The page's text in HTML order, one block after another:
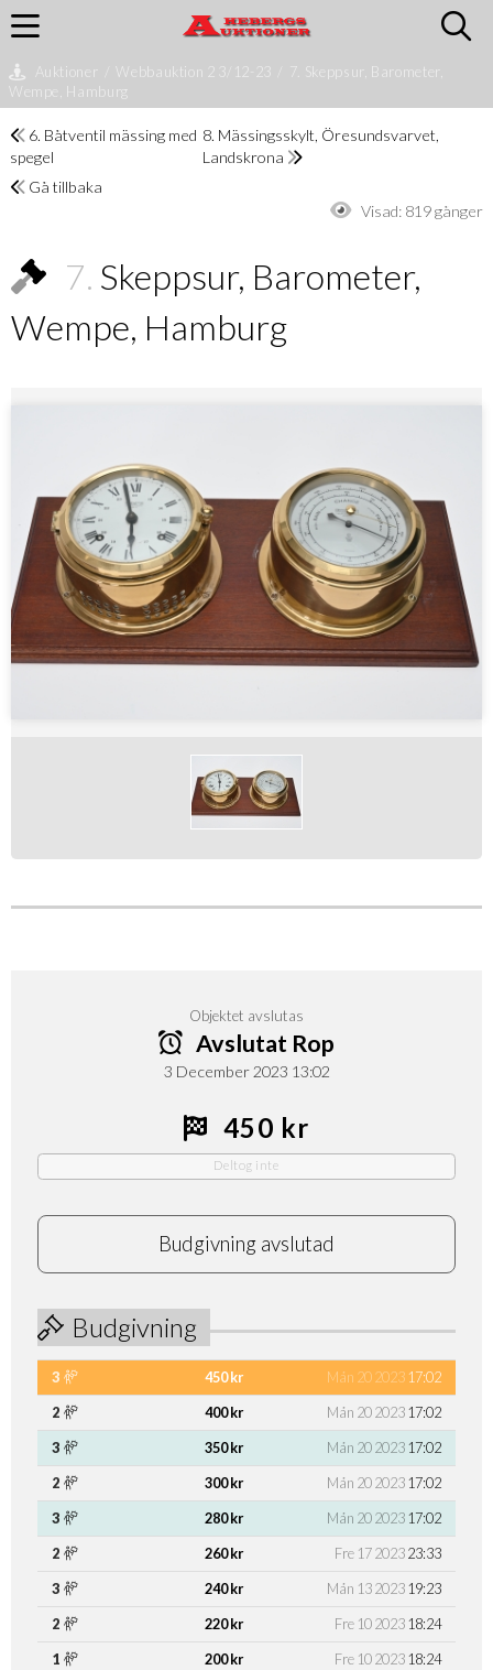
Auktioner Webbauktion 2 3/12-23
7. Skeppsur, Barometer,
Wempe, Hamburg
6. Båtventil mässing med
spegel
8. Mässingsskylt, Öresundsvarvet,
Landskrona
Gå tillbaka
Visad: 819 gånger
7. Skeppsur, Barometer,
Wempe, Hamburg
Objektet avslutas
Avslutat Rop
3 December 2023 13:02
450 kr
Deltog inte
Budgivning avslutad
Budgivning
3 450 kr Mån 20 202317:02
2
400 kr Mån 20 202317:02
3
350 kr Mån 20 202317:02
2
300 kr Mån 20 202317:02
3
280 kr Mån 20 202317:02
2
260 kr Fre 17 202323:33
3
240 kr Mån 13 202319:23
2
220 kr Fre 10 202318:24
1
200 kr Fre 10 202318:24